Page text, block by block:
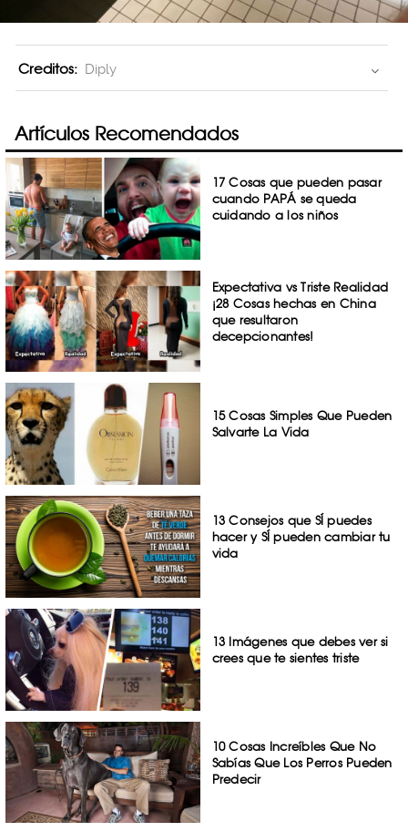
Creditos: Diply
Artículos Recomendados
17 Cosas que pueden pasar
cuando PAPÁ se queda
cuidando a los niños
Expectativa vs Triste Realidad
¡28 Cosas hechas en China
que resultaron
decepcionantes!
15 Cosas Simples Que Pueden
Salvarte La Vida
13 Consejos que SÍ puedes
hacer y SÍ pueden cambiar tu
vida
13 Imágenes que debes ver si
crees que te sientes triste
10 Cosas Increíbles Que No
Sabías Que Los Perros Pueden
Predecir